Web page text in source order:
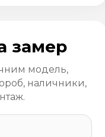
замер
модель,
наличники,